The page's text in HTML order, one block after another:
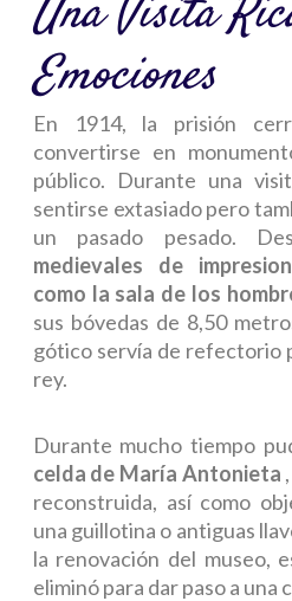
Una Visita
Emociones
En 1914, la prisión
convertirse en
público. Durante una
sentirse extasiado pero
un pasado pesado.
medievales de
como la sala de los
sus bóvedas de 8,50
gótico servía de refectorio
rey.
Durante mucho tiempo
celda de María Antonieta
reconstruida, así como
una guillotina o antiguas
la renovación del museo,
eliminó para dar paso a una